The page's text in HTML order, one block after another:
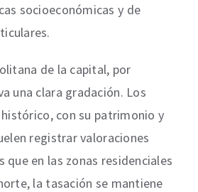
socioeconómicas y de
de la capital, por
una clara gradación. Los
con su patrimonio y
registrar valoraciones
que en las zonas residenciales
la tasación se mantiene